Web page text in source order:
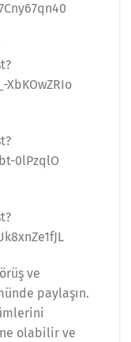
XbKOwZRIo
0lPzqlO
ve
paylaşın.
olabilir ve